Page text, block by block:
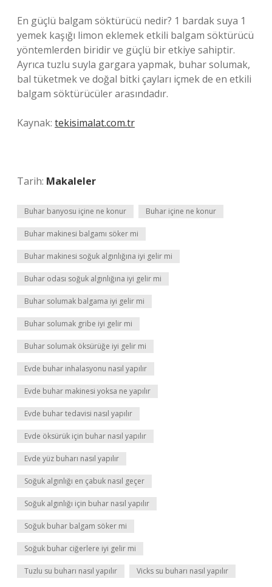
En güçlü balgam söktürücü nedir? 1 bardak suya 1
yemek kaşığı limon eklemek etkili balgam söktürücü
yöntemlerden biridir ve güçlü bir etkiye sahiptir.
Ayrıca tuzlu suyla gargara yapmak, buhar solumak,
bal tüketmek ve doğal bitki çayları içmek de en etkili
balgam söktürücüler arasındadır.
Kaynak: tekisimalat.com.tr
Tarih: Makaleler
Buhar banyosu içine ne konur Buhar içine ne konur
Buhar makinesi balgamı söker mi
Buhar makinesi soğuk algınlığına iyi gelir mi
Buhar odası soğuk algınlığına iyi gelir mi
Buhar solumak balgama iyi gelir mi
Buhar solumak gribe iyi gelir mi
Buhar solumak öksürüğe iyi gelir mi
Evde buhar inhalasyonu nasıl yapılır
Evde buhar makinesi yoksa ne yapılır
Evde buhar tedavisi nasıl yapılır
Evde öksürük için buhar nasıl yapılır
Evde yüz buharı nasıl yapılır
Soğuk algınlığı en çabuk nasıl geçer
Soğuk algınlığı için buhar nasıl yapılır
Soğuk buhar balgam söker mi
Soğuk buhar ciğerlere iyi gelir mi
Tuzlu su buharı nasıl yapılır Vicks su buharı nasıl yapılır